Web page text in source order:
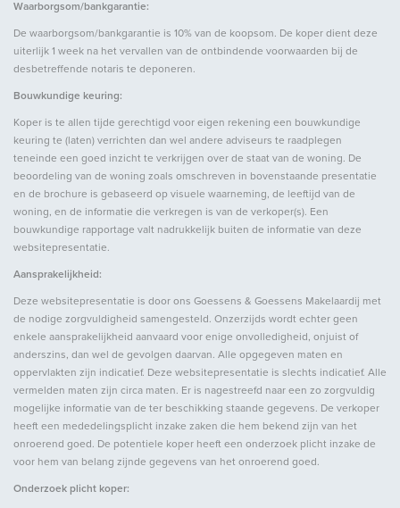
Perceeloppervlakte
Overig oppervlakte
ca. 13m²
Inhoud
ca. 627m³
Indeling
Aantal kamers
5
Aantal slaapkamers
4
Aantal badkamers
1
Aantal verdiepingen
Voorzieningen
Jacuzzi
Energie
Energielabel
B
Isolatie
Dubbel glas
Warm water
C.V.-ketel
Verwarming
Waarborgsom/bankgarantie:
De waarborgsom/bankgarantie is 10% van de koopsom. De koper dient deze
uiterlijk 1 week na het vervallen van de ontbindende voorwaarden bij de
desbetreffende notaris te deponeren.
Bouwkundige keuring:
Koper is te allen tijde gerechtigd voor eigen rekening een bouwkundige
keuring te (laten) verrichten dan wel andere adviseurs te raadplegen
teneinde een goed inzicht te verkrijgen over de staat van de woning. De
beoordeling van de woning zoals omschreven in bovenstaande presentatie
en de brochure is gebaseerd op visuele waarneming, de leeftijd van de
woning, en de informatie die verkregen is van de verkoper(s). Een
bouwkundige rapportage valt nadrukkelijk buiten de informatie van deze
websitepresentatie.
Aansprakelijkheid:
Deze websitepresentatie is door ons Goessens & Goessens Makelaardij met
de nodige zorgvuldigheid samengesteld. Onzerzijds wordt echter geen
enkele aansprakelijkheid aanvaard voor enige onvolledigheid, onjuist of
anderszins, dan wel de gevolgen daarvan. Alle opgegeven maten en
oppervlakten zijn indicatief. Deze websitepresentatie is slechts indicatief. Alle
vermelden maten zijn circa maten. Er is nagestreefd naar een zo zorgvuldig
mogelijke informatie van de ter beschikking staande gegevens. De verkoper
heeft een mededelingsplicht inzake zaken die hem bekend zijn van het
onroerend goed. De potentiele koper heeft een onderzoek plicht inzake de
voor hem van belang zijnde gegevens van het onroerend goed.
Onderzoek plicht koper: